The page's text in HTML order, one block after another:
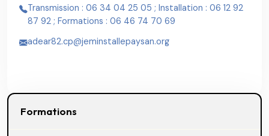
Transmission : 06 34 04 25 05 ; Installation : 06 12 92
87 92 ; Formations : 06 46 74 70 69
adear82.cp@jeminstallepaysan.org
Formations